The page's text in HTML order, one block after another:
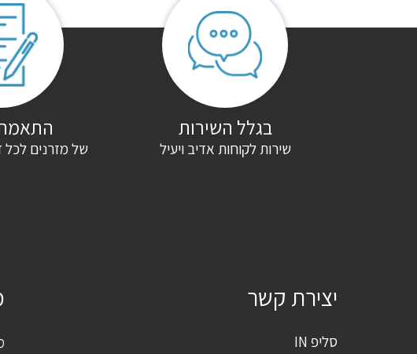
בגלל השירות
שירות לקוחות אדיב ויעיל של מזרנים לכל
יצירת קשר
סליפ IN